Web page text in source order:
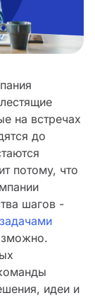
на встречах
до
потому, что
шагов -
идеи и